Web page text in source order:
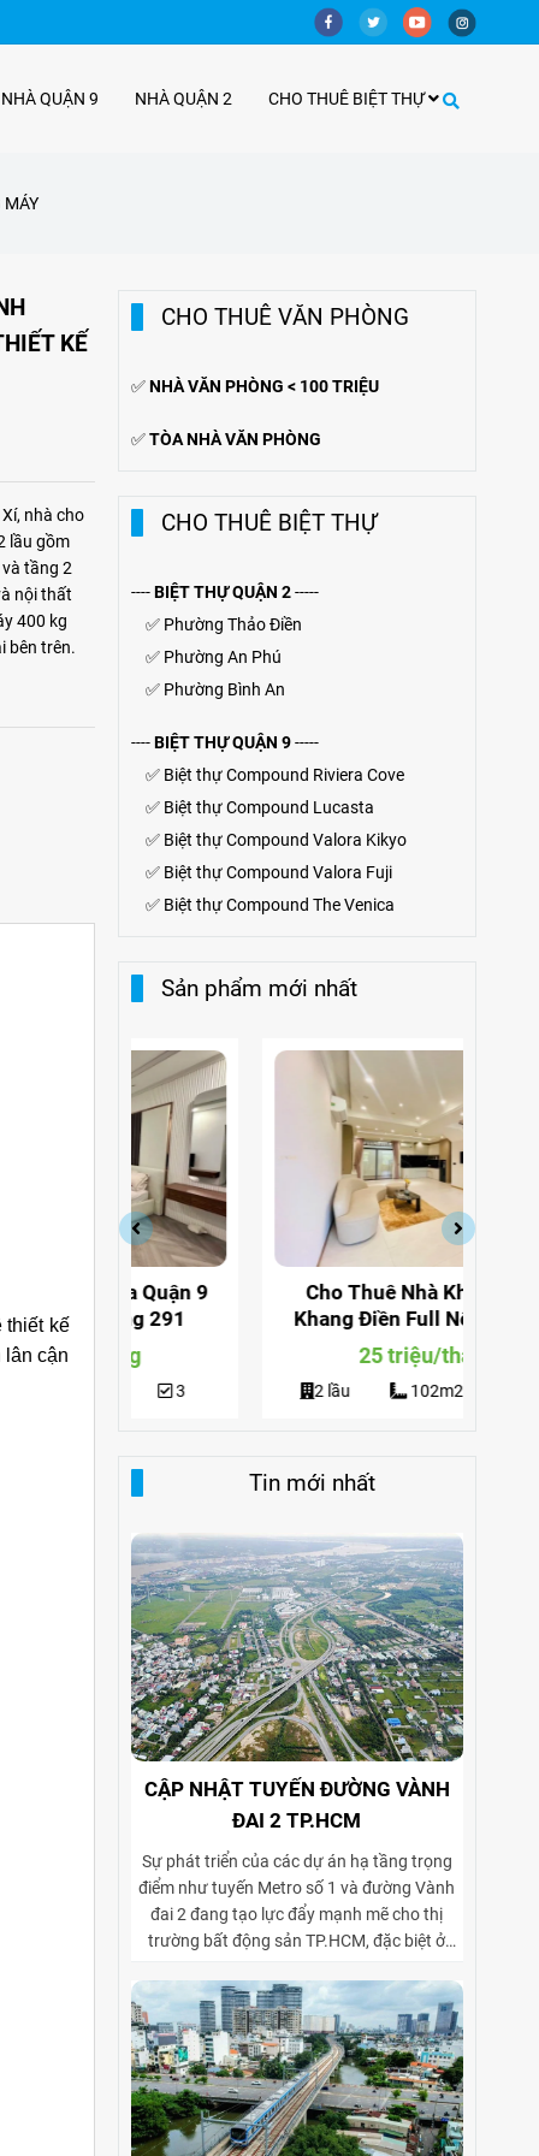
QUẬN 9 NHÀ QUẬN 2 CHO THUÊ BIỆT THỰ
MÁY
KẾ
nhà cho
lầu gồm
tầng 2
nội thất
400 kg
bên trên.
thiết kế
lân cận
CHO THUÊ VĂN PHÒNG
✅NHÀ VĂN PHÒNG < 100 TRIỆU
✅TÒA NHÀ VĂN PHÒNG
CHO THUÊ BIỆT THỰ
----BIỆT THỰ QUẬN 2-----
✅ Phường Thảo Điền
✅ Phường An Phú
✅ Phường Bình An
----BIỆT THỰ QUẬN 9-----
✅ Biệt thự Compound Riviera Cove
✅ Biệt thựCompound Lucasta
✅ Biệt thựCompound Valora Kikyo
✅ Biệt thự Compound Valora Fuji
✅ Biệt thự Compound The Venica
Sản phẩm mới nhất
291
Cho Thuê Nhà Khu Verosa
Khang Điền Full Nội Thất Giá
25 triệu/tháng
2 lầu 102m2 3
Tin mới nhất
CẬP NHẬT TUYẾN ĐƯỜNG VÀNH
ĐAI 2 TP.HCM
Sự phát triển của các dự án hạ tầng trọng
điểm như tuyến Metro số 1 và đường Vành
đai 2 đang tạo lực đẩy mạnh mẽ cho thị
trường bất động sản TP.HCM, đặc biệt ở
phòng. Vành đai 2 hoàn thiện mạng lưới
giao thông liên vùng, rút ngắn thời gian di
chuyển từ ngoại thành vào trung tâm, mở
rộng không gian phát triển cho các khu đô
thị mới, khu biệt thự cao cấp và cụm văn
phòng ở những vị trí chiến lược. Sự kết hợp
giữa tiện ích di chuyển và hạ tầng đồng bộ